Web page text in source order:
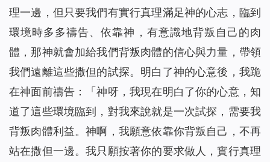
理一邊，但只要我們有實行真理滿足神的心志，臨到
環境時多多禱告、依靠神，有意識地背叛自己的肉
體，那神就會加給我們背叛肉體的信心與力量，帶領
我們遠離這些撒但的試探。明白了神的心意後，我跪
在神面前禱告：「神呀，我現在明白了你的心意，知
道了這些環境臨到，對我來說就是一次試探，需要我
背叛肉體利益。神啊，我願意依靠你背叛自己，不再
站在撒但一邊。我只願按著你的要求做人，實行真理